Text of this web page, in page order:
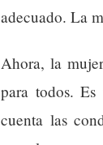
adecuado. La
Ahora, la
para todos.
cuenta las